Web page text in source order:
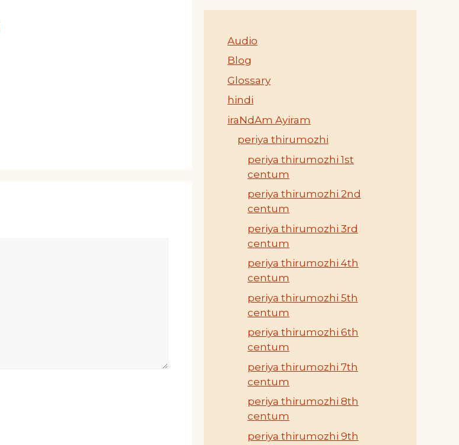
Audio
Blog
Glossary
hindi
iraNdAm Ayiram
periya thirumozhi
periya thirumozhi 1st
centum
periya thirumozhi 2nd
centum
periya thirumozhi 3rd
centum
periya thirumozhi 4th
centum
periya thirumozhi 5th
centum
periya thirumozhi 6th
centum
periya thirumozhi 7th
centum
periya thirumozhi 8th
centum
periya thirumozhi 9th